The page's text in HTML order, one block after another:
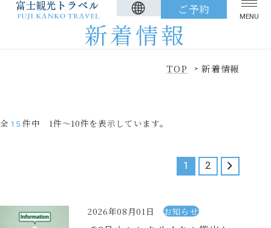
ご予約 MENU
新着情報
TOP 新着情報
全 15 件中 1件～10件を表示しています。
1 2
2026年08月01日 お知らせ
観光タクシー
レンタサイクル